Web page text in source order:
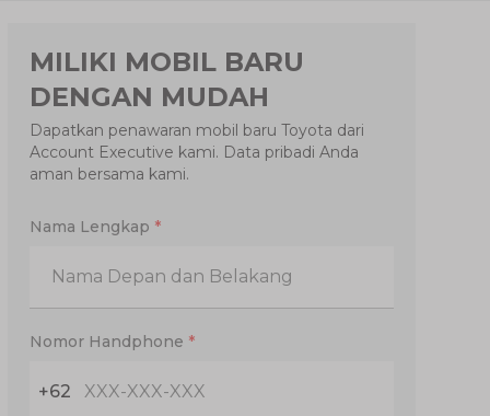
MILIKI MOBIL BARU
DENGAN MUDAH
Dapatkan penawaran mobil baru Toyota dari
Account Executive kami. Data pribadi Anda
aman bersama kami.
Nama Lengkap *
Nomor Handphone *
+62